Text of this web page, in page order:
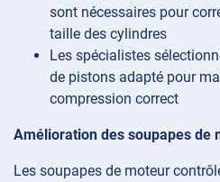
sont nécessaires pour
taille des cylindres
Les spécialistes
de pistons adapté pour
compression correct
Amélioration des soupapes de
Les soupapes de moteur